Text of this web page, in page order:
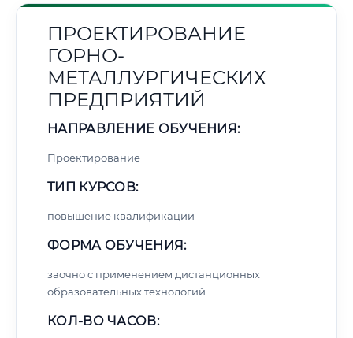
ПРОЕКТИРОВАНИЕ
ГОРНО-
МЕТАЛЛУРГИЧЕСКИХ
ПРЕДПРИЯТИЙ
НАПРАВЛЕНИЕ ОБУЧЕНИЯ:
Проектирование
ТИП КУРСОВ:
повышение квалификации
ФОРМА ОБУЧЕНИЯ:
заочно с применением дистанционных
образовательных технологий
КОЛ-ВО ЧАСОВ: